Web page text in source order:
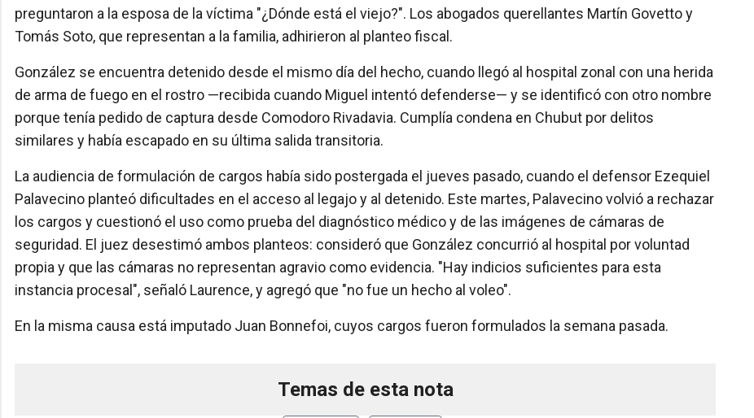
preguntaron a la esposa de la víctima "¿Dónde está el viejo?". Los abogados querellantes Martín Govetto y
Tomás Soto, que representan a la familia, adhirieron al planteo fiscal.
González se encuentra detenido desde el mismo día del hecho, cuando llegó al hospital zonal con una herida
de arma de fuego en el rostro —recibida cuando Miguel intentó defenderse— y se identificó con otro nombre
porque tenía pedido de captura desde Comodoro Rivadavia. Cumplía condena en Chubut por delitos
similares y había escapado en su última salida transitoria.
La audiencia de formulación de cargos había sido postergada el jueves pasado, cuando el defensor Ezequiel
Palavecino planteó dificultades en el acceso al legajo y al detenido. Este martes, Palavecino volvió a rechazar
los cargos y cuestionó el uso como prueba del diagnóstico médico y de las imágenes de cámaras de
seguridad. El juez desestimó ambos planteos: consideró que González concurrió al hospital por voluntad
propia y que las cámaras no representan agravio como evidencia. "Hay indicios suficientes para esta
instancia procesal", señaló Laurence, y agregó que "no fue un hecho al voleo".
En la misma causa está imputado Juan Bonnefoi, cuyos cargos fueron formulados la semana pasada.
Temas de esta nota